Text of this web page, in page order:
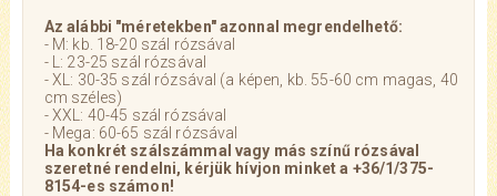
Az alábbi "méretekben" azonnal megrendelhető:
- M: kb. 18-20 szál rózsával
- L: 23-25 szál rózsával
- XL: 30-35 szál rózsával (a képen, kb. 55-60 cm magas, 40
cm széles)
- XXL: 40-45 szál rózsával
- Mega: 60-65 szál rózsával
Ha konkrét szálszámmal vagy más színű rózsával
szeretné rendelni, kérjük hívjon minket a +36/1/375-
8154-es számon!